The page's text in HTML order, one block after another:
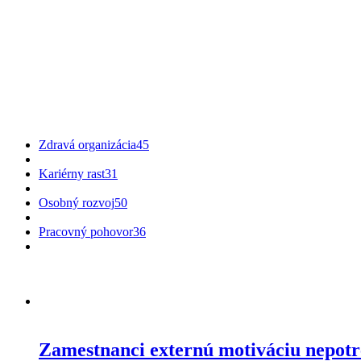
Zdravá organizácia45
Kariérny rast31
Osobný rozvoj50
Pracovný pohovor36
Zamestnanci externú motiváciu